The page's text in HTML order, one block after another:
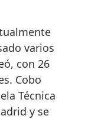
varios
con 26
Cobo
Técnica
y se